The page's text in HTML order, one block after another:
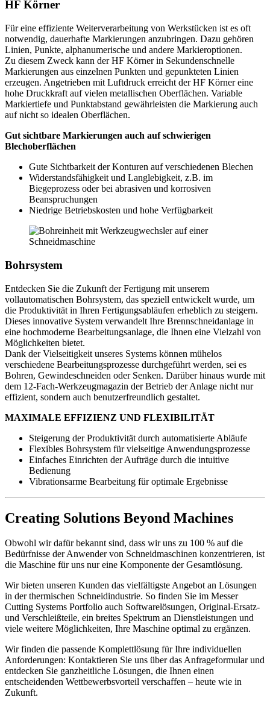
HF Körner
Für eine effiziente Weiterverarbeitung von Werkstücken ist es oft
notwendig, dauerhafte Markierungen anzubringen. Dazu gehören
Linien, Punkte, alphanumerische und andere Markieroptionen.
Zu diesem Zweck kann der HF Körner in Sekundenschnelle
Markierungen aus einzelnen Punkten und gepunkteten Linien
erzeugen. Angetrieben mit Luftdruck erreicht der HF Körner eine
hohe Druckkraft auf vielen metallischen Oberflächen. Variable
Markiertiefe und Punktabstand gewährleisten die Markierung auch
auf nicht so idealen Oberflächen.
Gut sichtbare Markierungen auch auf schwierigen
Blechoberflächen
Gute Sichtbarkeit der Konturen auf verschiedenen Blechen
Widerstandsfähigkeit und Langlebigkeit, z.B. im
Biegeprozess oder bei abrasiven und korrosiven
Beanspruchungen
Niedrige Betriebskosten und hohe Verfügbarkeit
Bohrsystem
Entdecken Sie die Zukunft der Fertigung mit unserem
vollautomatischen Bohrsystem, das speziell entwickelt wurde, um
die Produktivität in Ihren Fertigungsabläufen erheblich zu steigern.
Dieses innovative System verwandelt Ihre Brennschneidanlage in
eine hochmoderne Bearbeitungsanlage, die Ihnen eine Vielzahl von
Möglichkeiten bietet.
Dank der Vielseitigkeit unseres Systems können mühelos
verschiedene Bearbeitungsprozesse durchgeführt werden, sei es
Bohren, Gewindeschneiden oder Senken. Darüber hinaus wurde mit
dem 12-Fach-Werkzeugmagazin der Betrieb der Anlage nicht nur
effizient, sondern auch benutzerfreundlich gestaltet.
MAXIMALE EFFIZIENZ UND FLEXIBILITÄT
Steigerung der Produktivität durch automatisierte Abläufe
Flexibles Bohrsystem für vielseitige Anwendungsprozesse
Einfaches Einrichten der Aufträge durch die intuitive
Bedienung
Vibrationsarme Bearbeitung für optimale Ergebnisse
Creating Solutions Beyond Machines
Obwohl wir dafür bekannt sind, dass wir uns zu 100 % auf die
Bedürfnisse der Anwender von Schneidmaschinen konzentrieren, ist
die Maschine für uns nur eine Komponente der Gesamtlösung.
Wir bieten unseren Kunden das vielfältigste Angebot an Lösungen
in der thermischen Schneidindustrie. So finden Sie im Messer
Cutting Systems Portfolio auch Softwarelösungen, Original-Ersatz-
und Verschleißteile, ein breites Spektrum an Dienstleistungen und
viele weitere Möglichkeiten, Ihre Maschine optimal zu ergänzen.
Wir finden die passende Komplettlösung für Ihre individuellen
Anforderungen: Kontaktieren Sie uns über das Anfrageformular und
entdecken Sie ganzheitliche Lösungen, die Ihnen einen
entscheidenden Wettbewerbsvorteil verschaffen – heute wie in
Zukunft.